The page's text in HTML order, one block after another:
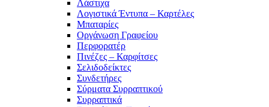
Λάστιχα
Λογιστικά Έντυπα – Καρτέλες
Μπαταρίες
Οργάνωση Γραφείου
Περφορατέρ
Πινέζες – Καρφίτσες
Σελιδοδείκτες
Συνδετήρες
Σύρματα Συρραπτικού
Συρραπτικά